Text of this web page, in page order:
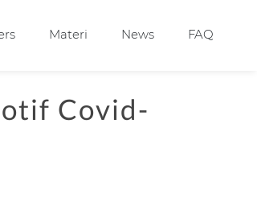
Materi News FAQ
Covid-